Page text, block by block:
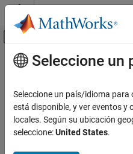
Saltar al contenido
Mostrar/ocultar
Inicio de Documentación
Contenido principal
¿Qué tan útil
Seleccione un
Seleccione un país/idioma
está disponible, y ver eventos
locales. Según su ubicación
seleccione:United States.